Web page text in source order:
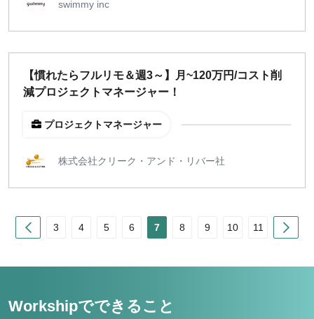
swimmy inc
【慣れたらフルリモ＆週3～】月~120万円/コスト削
減プロジェクトマネージャー！
プロジェクトマネージャー
株式会社クリーク・アンド・リバー社
Prev
3 4 5 6 7 8 9 10 11
Workshipでできること